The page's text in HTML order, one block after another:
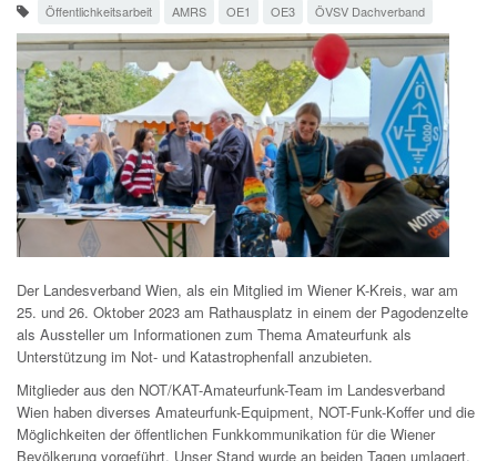
Öffentlichkeitsarbeit AMRS OE1 OE3 ÖVSV Dachverband
Der Landesverband Wien, als ein Mitglied im Wiener K-Kreis, war am
25. und 26. Oktober 2023 am Rathausplatz in einem der Pagodenzelte
als Aussteller um Informationen zum Thema Amateurfunk als
Unterstützung im Not- und Katastrophenfall anzubieten.
Mitglieder aus den NOT/KAT-Amateurfunk-Team im Landesverband
Wien haben diverses Amateurfunk-Equipment, NOT-Funk-Koffer und die
Möglichkeiten der öffentlichen Funkkommunikation für die Wiener
Bevölkerung vorgeführt. Unser Stand wurde an beiden Tagen umlagert.